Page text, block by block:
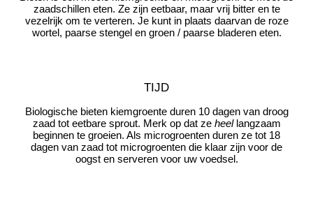
zaadschillen eten. Ze zijn eetbaar, maar vrij bitter en te
vezelrijk om te verteren. Je kunt in plaats daarvan de roze
wortel, paarse stengel en groen / paarse bladeren eten.
TIJD
Biologische bieten kiemgroente duren 10 dagen van droog
zaad tot eetbare sprout. Merk op dat ze heellangzaam
beginnen te groeien. Als microgroenten duren ze tot 18
dagen van zaad tot microgroenten die klaar zijn voor de
oogst en serveren voor uw voedsel.